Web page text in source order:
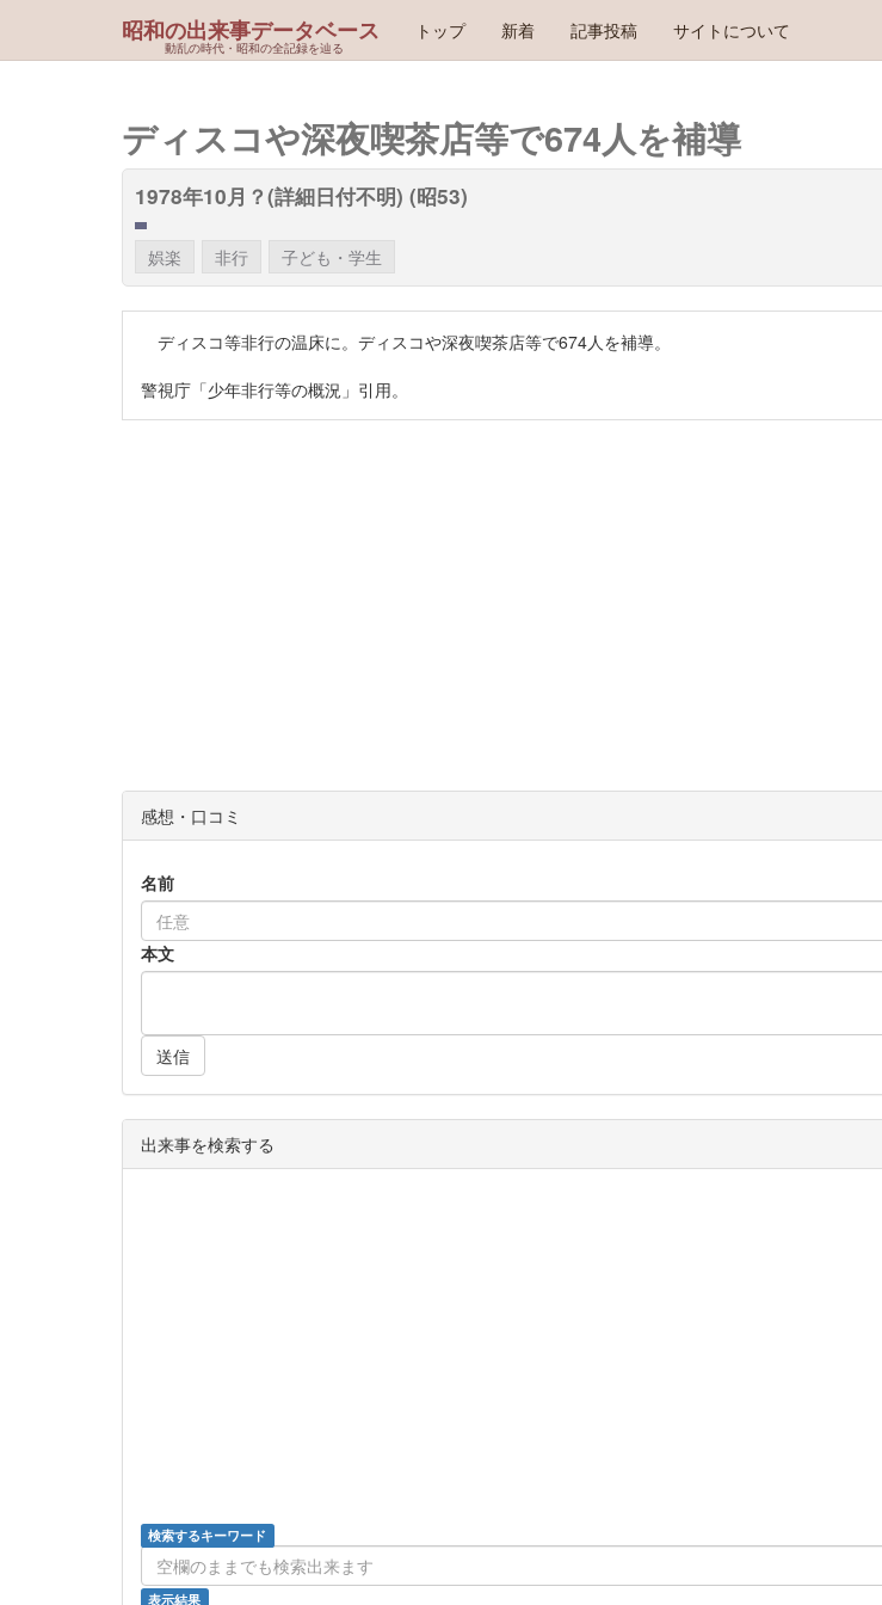
動乱の時代・昭和の全記録を辿る
昭和の出来事データベース トップ 新着 記事投稿 サイトについて
ディスコや深夜喫茶店等で674人を補導
1978年10月？(詳細日付不明) (昭53)
娯楽 非行 子ども・学生
ディスコ等非行の温床に。ディスコや深夜喫茶店等で674人を補導。
警視庁「少年非行等の概況」引用。
感想・口コミ
名前
本文
送信
出来事を検索する
検索するキーワード
表示結果